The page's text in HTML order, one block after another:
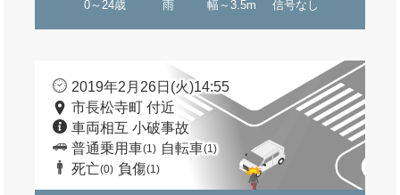
0～24歳 雨 幅～3.5m 信号なし
2019年2月26日(火)14:55
市長松寺町 付近
車両相互 小破事故
普通乗用車(1) 自転車(1)
死亡(0) 負傷(1)